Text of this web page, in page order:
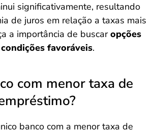
significativamente, resultando
de juros em relação a taxas mais
a importância de buscaropções
favoráveis.
com menor taxa de
banco com a menor taxa de